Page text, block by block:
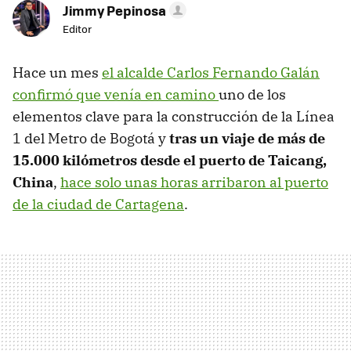
Jimmy Pepinosa
Editor
Hace un mes el alcalde Carlos Fernando Galán
confirmó que venía en caminouno de los
elementos clave para la construcción de la Línea
1 del Metro de Bogotá ytras un viaje de más de
15.000 kilómetros desde el puerto de Taicang,
China, hace solo unas horas arribaron al puerto
de la ciudad de Cartagena.